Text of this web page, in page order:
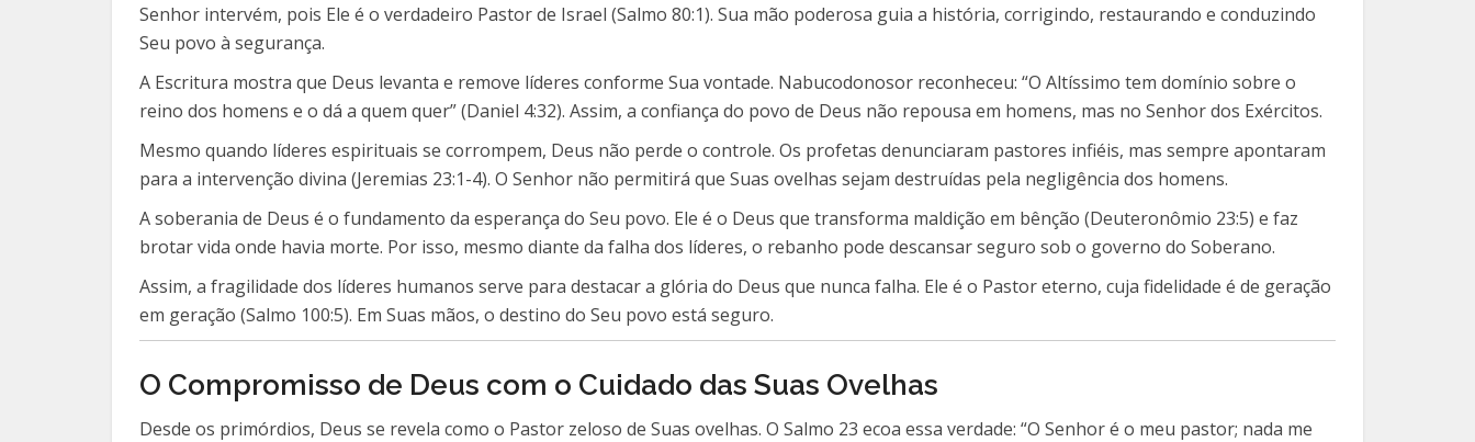
Senhor intervém, pois Ele é o verdadeiro Pastor de Israel (Salmo 80:1). Sua mão poderosa guia a história, corrigindo, restaurando e conduzindo
Seu povo à segurança.
A Escritura mostra que Deus levanta e remove líderes conforme Sua vontade. Nabucodonosor reconheceu: “O Altíssimo tem domínio sobre o
reino dos homens e o dá a quem quer” (Daniel 4:32). Assim, a confiança do povo de Deus não repousa em homens, mas no Senhor dos Exércitos.
Mesmo quando líderes espirituais se corrompem, Deus não perde o controle. Os profetas denunciaram pastores infiéis, mas sempre apontaram
para a intervenção divina (Jeremias 23:1-4). O Senhor não permitirá que Suas ovelhas sejam destruídas pela negligência dos homens.
A soberania de Deus é o fundamento da esperança do Seu povo. Ele é o Deus que transforma maldição em bênção (Deuteronômio 23:5) e faz
brotar vida onde havia morte. Por isso, mesmo diante da falha dos líderes, o rebanho pode descansar seguro sob o governo do Soberano.
Assim, a fragilidade dos líderes humanos serve para destacar a glória do Deus que nunca falha. Ele é o Pastor eterno, cuja fidelidade é de geração
em geração (Salmo 100:5). Em Suas mãos, o destino do Seu povo está seguro.
O Compromisso de Deus com o Cuidado das Suas Ovelhas
Desde os primórdios, Deus se revela como o Pastor zeloso de Suas ovelhas. O Salmo 23 ecoa essa verdade: “O Senhor é o meu pastor; nada me